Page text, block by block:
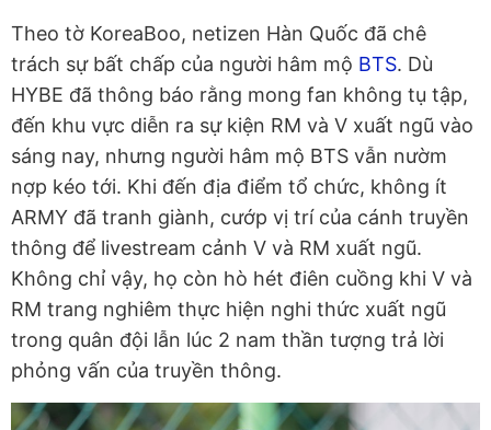
Theo tờ KoreaBoo, netizen Hàn Quốc đã chê
trách sự bất chấp của người hâm mộ BTS. Dù
HYBE đã thông báo rằng mong fan không tụ tập,
đến khu vực diễn ra sự kiện RM và V xuất ngũ vào
sáng nay, nhưng người hâm mộ BTS vẫn nườm
nợp kéo tới. Khi đến địa điểm tổ chức, không ít
ARMY đã tranh giành, cướp vị trí của cánh truyền
thông để livestream cảnh V và RM xuất ngũ.
Không chỉ vậy, họ còn hò hét điên cuồng khi V và
RM trang nghiêm thực hiện nghi thức xuất ngũ
trong quân đội lẫn lúc 2 nam thần tượng trả lời
phỏng vấn của truyền thông.